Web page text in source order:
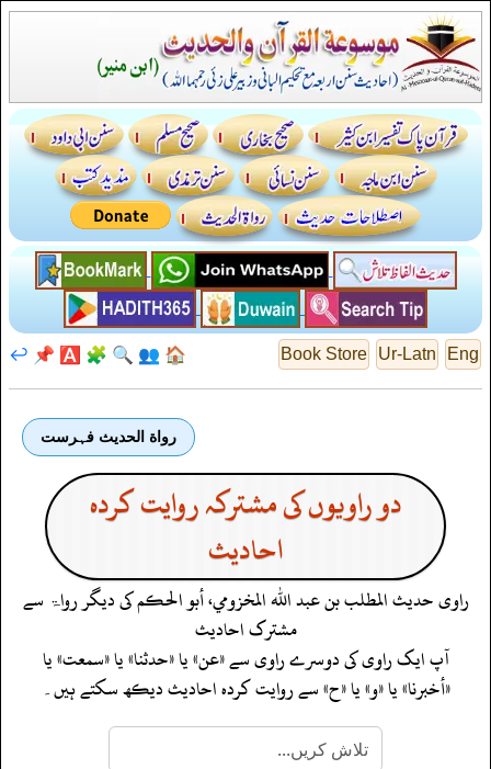
Eng
Ur-Latn
Book Store
🏠
👥
🔍
🧩
🅰️
📌
↩️
رواة الحديث فہرست
دو راویوں کی مشترکہ روایت کردہ
احادیث
راوی حدیثالمطلب بن عبد الله المخزومي، أبو الحكمکی دیگر رواۃ سے
مشترک احادیث
آپ ایک راوی کی دوسرے راوی سے «عن» یا «حدثنا» یا «سمعت» یا
«أخبرنا» یا «و» یا «ح» سے روایت کردہ احادیث دیکھ سکتے ہیں۔